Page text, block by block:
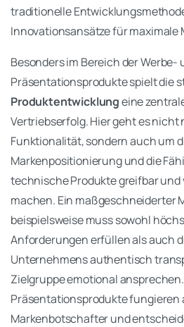
traditionelle
Innovationsansätze für maximale
Besonders im Bereich der Werbe-
Präsentationsprodukte spielt die
Produktentwicklungeine
Vertriebserfolg. Hier geht es
Funktionalität, sondern auch um
Markenpositionierung und die
technische Produkte greifbar und
machen. Ein maßgeschneiderter
beispielsweise muss sowohl
Anforderungen erfüllen als auch
Unternehmens authentisch
Zielgruppe emotional
Präsentationsprodukte fungieren
Markenbotschafter und